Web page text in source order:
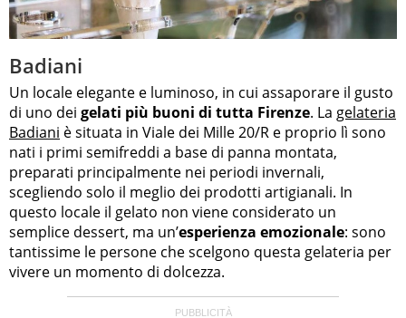
Badiani
Un locale elegante e luminoso, in cui assaporare il gusto
di uno dei gelati più buoni di tutta Firenze. La gelateria
Badiani è situata in Viale dei Mille 20/R e proprio lì sono
nati i primi semifreddi a base di panna montata,
preparati principalmente nei periodi invernali,
scegliendo solo il meglio dei prodotti artigianali. In
questo locale il gelato non viene considerato un
semplice dessert, ma un’esperienza emozionale: sono
tantissime le persone che scelgono questa gelateria per
vivere un momento di dolcezza.